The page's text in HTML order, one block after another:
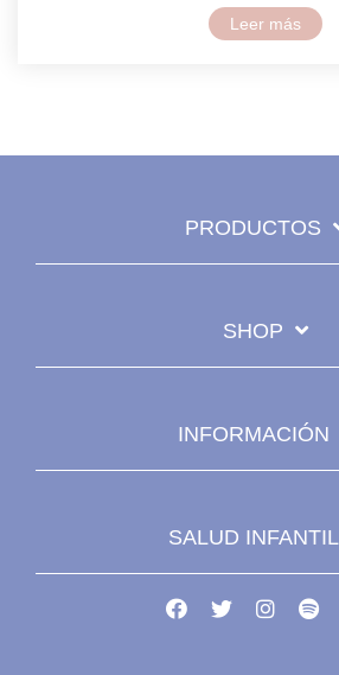
Leer más
PRODUCTOS
SHOP
INFORMACIÓN
SALUD INFANTIL